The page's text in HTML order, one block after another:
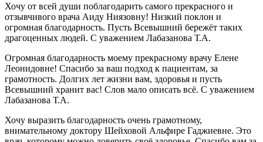
Хочу от всей души поблагодарить самого прекрасного и
отзывчивого врача Аиду Ниязовну! Низкий поклон и
огромная благодарность. Пусть Всевышний бережёт таких
драгоценных людей. С уважением Лабазанова Т.А.
Огромная благодарность моему прекрасному врачу Елене
Леонидовне! Спасибо за ваш подход к пациентам, за
грамотность. Долгих лет жизни вам, здоровья и пусть
Всевышний хранит вас! Слов мало описать всё. С уважением
Лабазанова Т.А.
Хочу выразить благодарность очень грамотному,
внимательному доктору Шейховой Альфире Гаджиевне. Это